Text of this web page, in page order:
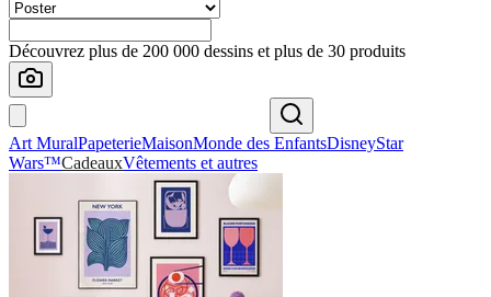
Découvrez plus de 200 000 dessins et plus de 30 produits
Art MuralPapeterieMaisonMonde des EnfantsDisneyStar
Wars™CadeauxVêtements et autres